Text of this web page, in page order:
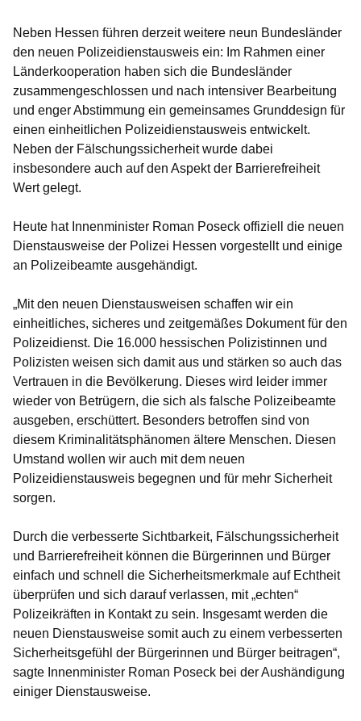
Neben Hessen führen derzeit weitere neun Bundesländer
den neuen Polizeidienstausweis ein: Im Rahmen einer
Länderkooperation haben sich die Bundesländer
zusammengeschlossen und nach intensiver Bearbeitung
und enger Abstimmung ein gemeinsames Grunddesign für
einen einheitlichen Polizeidienstausweis entwickelt.
Neben der Fälschungssicherheit wurde dabei
insbesondere auch auf den Aspekt der Barrierefreiheit
Wert gelegt.
Heute hat Innenminister Roman Poseck offiziell die neuen
Dienstausweise der Polizei Hessen vorgestellt und einige
an Polizeibeamte ausgehändigt.
„Mit den neuen Dienstausweisen schaffen wir ein
einheitliches, sicheres und zeitgemäßes Dokument für den
Polizeidienst. Die 16.000 hessischen Polizistinnen und
Polizisten weisen sich damit aus und stärken so auch das
Vertrauen in die Bevölkerung. Dieses wird leider immer
wieder von Betrügern, die sich als falsche Polizeibeamte
ausgeben, erschüttert. Besonders betroffen sind von
diesem Kriminalitätsphänomen ältere Menschen. Diesen
Umstand wollen wir auch mit dem neuen
Polizeidienstausweis begegnen und für mehr Sicherheit
sorgen.
Durch die verbesserte Sichtbarkeit, Fälschungssicherheit
und Barrierefreiheit können die Bürgerinnen und Bürger
einfach und schnell die Sicherheitsmerkmale auf Echtheit
überprüfen und sich darauf verlassen, mit „echten“
Polizeikräften in Kontakt zu sein. Insgesamt werden die
neuen Dienstausweise somit auch zu einem verbesserten
Sicherheitsgefühl der Bürgerinnen und Bürger beitragen“,
sagte Innenminister Roman Poseck bei der Aushändigung
einiger Dienstausweise.